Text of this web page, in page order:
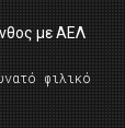
με ΑΕΛ
φιλικό